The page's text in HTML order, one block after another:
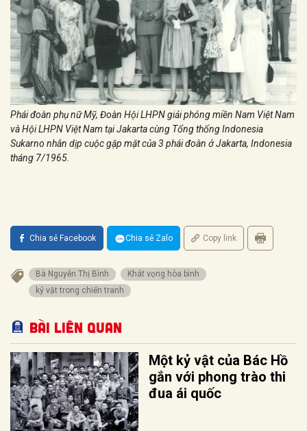
Phái đoàn phụ nữ Mỹ, Đoàn Hội LHPN giải phóng miền Nam Việt Nam
và Hội LHPN Việt Nam tại Jakarta cùng Tổng thống Indonesia
Sukarno nhân dịp cuộc gặp mặt của 3 phái đoàn ở Jakarta, Indonesia
tháng 7/1965.
Chia sẻ Facebook Chia sẻ Zalo Copy link
Bà Nguyễn Thị Bình
Khát vọng hòa bình
kỷ vật trong chiến tranh
Bài liên quan
Một kỷ vật của Bác Hồ
gắn với phong trào thi
đua ái quốc